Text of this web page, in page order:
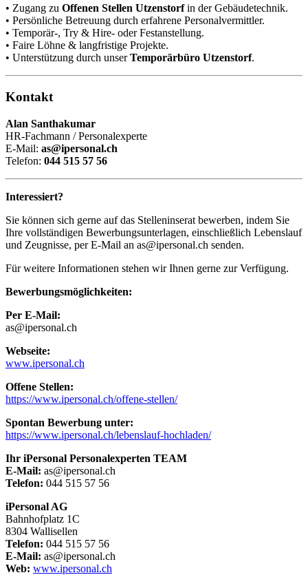
• Zugang zu Offenen Stellen Utzenstorfin der Gebäudetechnik.
• Persönliche Betreuung durch erfahrene Personalvermittler.
• Temporär-, Try & Hire- oder Festanstellung.
• Faire Löhne & langfristige Projekte.
• Unterstützung durch unserTemporärbüro Utzenstorf.
Kontakt
Alan Santhakumar
HR-Fachmann / Personalexperte
E-Mail: as@ipersonal.ch
Telefon: 044 515 57 56
Interessiert?
Sie können sich gerne auf das Stelleninserat bewerben, indem Sie
Ihre vollständigen Bewerbungsunterlagen, einschließlich Lebenslauf
und Zeugnisse, per E-Mail an as@ipersonal.ch senden.
Für weitere Informationen stehen wir Ihnen gerne zur Verfügung.
Bewerbungsmöglichkeiten:
Per E-Mail:
as@ipersonal.ch
Webseite:
www.ipersonal.ch
Offene Stellen:
https://www.ipersonal.ch/offene-stellen/
Spontan Bewerbung unter:
https://www.ipersonal.ch/lebenslauf-hochladen/
Ihr iPersonal Personalexperten TEAM
E-Mail: as@ipersonal.ch
Telefon: 044 515 57 56
iPersonal AG
Bahnhofplatz 1C
8304 Wallisellen
Telefon: 044 515 57 56
E-Mail: as@ipersonal.ch
Web: www.ipersonal.ch